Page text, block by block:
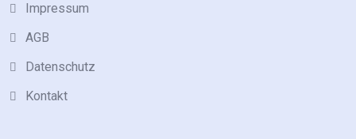
Impressum
AGB
Datenschutz
Kontakt